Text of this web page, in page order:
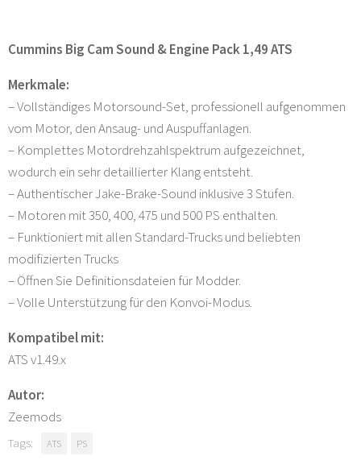
Cummins Big Cam Sound & Engine Pack 1,49 ATS
Merkmale:
– Vollständiges Motorsound-Set, professionell aufgenommen
vom Motor, den Ansaug- und Auspuffanlagen.
– Komplettes Motordrehzahlspektrum aufgezeichnet,
wodurch ein sehr detaillierter Klang entsteht.
– Authentischer Jake-Brake-Sound inklusive 3 Stufen.
– Motoren mit 350, 400, 475 und 500 PS enthalten.
– Funktioniert mit allen Standard-Trucks und beliebten
modifizierten Trucks
– Öffnen Sie Definitionsdateien für Modder.
– Volle Unterstützung für den Konvoi-Modus.
Kompatibel mit:
ATS v1.49.x
Autor:
Zeemods
Tags: ATS PS